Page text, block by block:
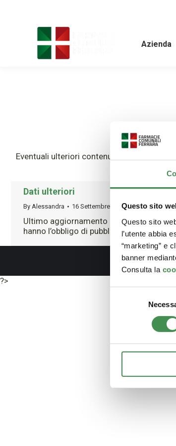
Questo sito
Questo sito
l’utente abbia
“marketing” e
banner
Consulta la
Azienda
Eventuali ulteriori contenuti da pubblicare
Dati ulteriori
By Alessandra 16 Settembre 2019
Ultimo aggiornamento Gennaio 22nd,
hanno l’obbligo di pubblicare ai sensi
?>